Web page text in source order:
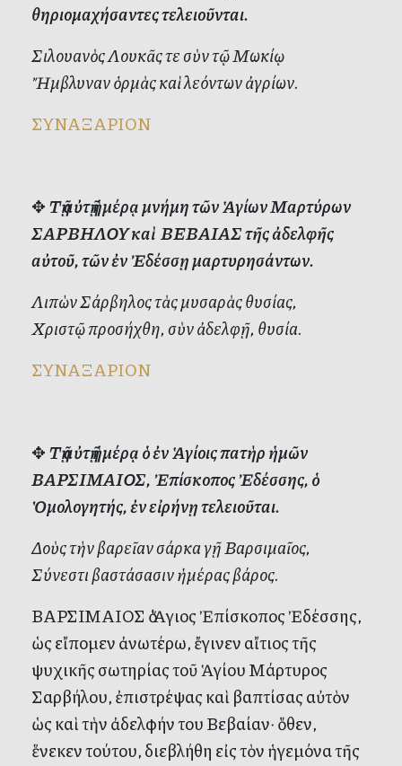
θηριομαχήσαντες τελειοῦνται.
Σιλουανὸς Λουκᾶς τε σὺν τῷ Μωκίῳ
Ἤμβλυναν ὁρμὰς καὶ λεόντων ἀγρίων.
ΣΥΝΑΞΑΡΙΟΝ
✥Τῇ αὐτῇ ἡμέρᾳ μνήμη τῶν Ἁγίων Μαρτύρων
ΣΑΡΒΗΛΟΥ καὶ ΒΕΒΑΙΑΣ τῆς ἀδελφῆς
αὐτοῦ, τῶν ἐν Ἐδέσσῃ μαρτυρησάντων.
Λιπὼν Σάρβηλος τὰς μυσαρὰς θυσίας,
Χριστῷ προσήχθη, σὺν ἀδελφῇ, θυσία.
ΣΥΝΑΞΑΡΙΟΝ
✥Τῇ αὐτῇ ἡμέρᾳ ὁ ἐν Ἁγίοις πατὴρ ἡμῶν
ΒΑΡΣΙΜΑΙΟΣ, Ἐπίσκοπος Ἐδέσσης, ὁ
Ὁμολογητής, ἐν εἰρήνῃ τελειοῦται.
Δοὺς τὴν βαρεῖαν σάρκα γῇ Βαρσιμαῖος,
Σύνεστι βαστάσασιν ἡμέρας βάρος.
ΒΑΡΣΙΜΑΙΟΣ ὁ Ἅγιος Ἐπίσκοπος Ἐδέσσης,
ὡς εἴπομεν ἀνωτέρω, ἔγινεν αἴτιος τῆς
ψυχικῆς σωτηρίας τοῦ Ἁγίου Μάρτυρος
Σαρβήλου, ἐπιστρέψας καὶ βαπτίσας αὐτὸν
ὡς καὶ τὴν ἀδελφήν του Βεβαίαν· ὅθεν,
ἕνεκεν τούτου, διεβλήθη εἰς τὸν ἡγεμόνα τῆς